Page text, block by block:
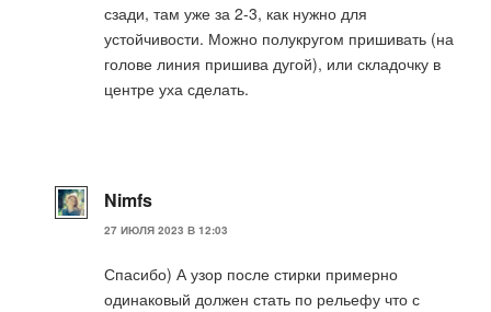
сзади, там уже за 2-3, как нужно для
устойчивости. Можно полукругом пришивать (на
голове линия пришива дугой), или складочку в
центре уха сделать.
Nimfs
27 ИЮЛЯ 2023 В 12:03
Спасибо) А узор после стирки примерно
одинаковый должен стать по рельефу что с